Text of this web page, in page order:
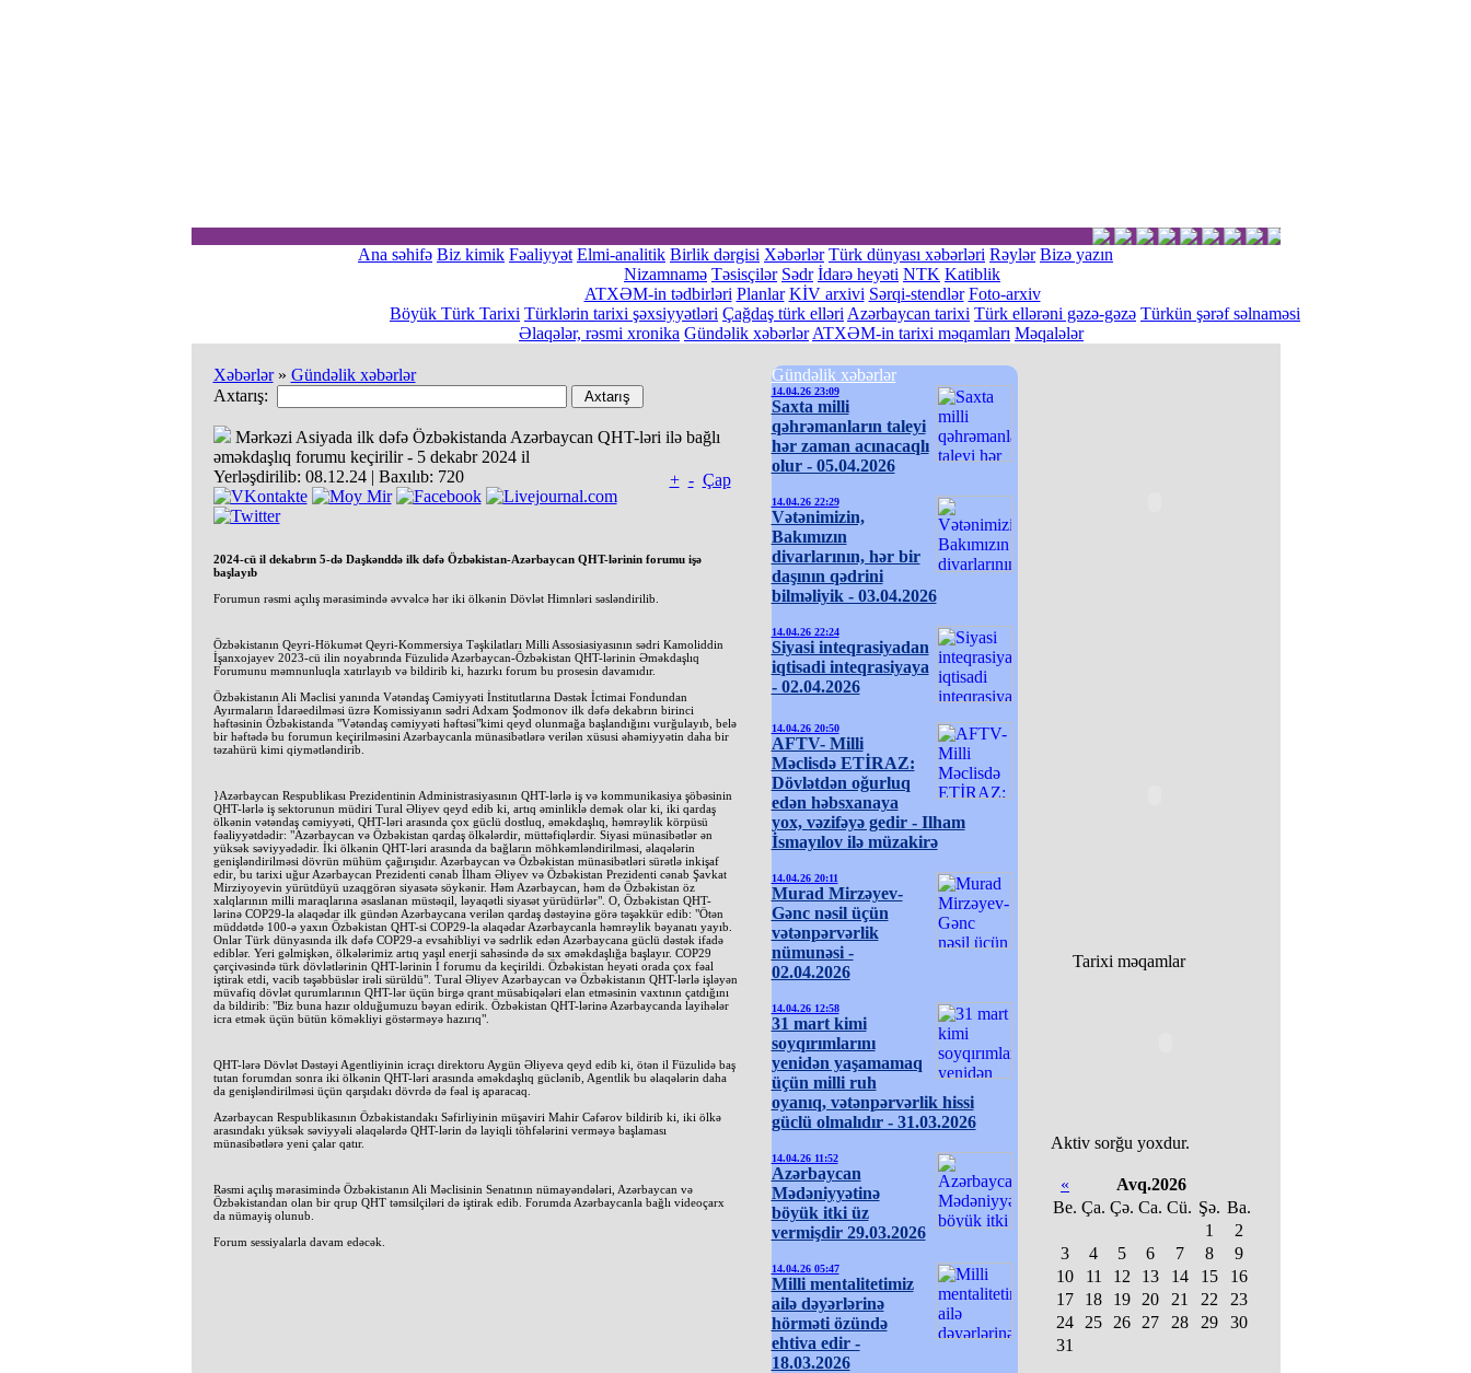
Ana səhifə Biz kimik Fəaliyyət Elmi-analitik Birlik dərgisi Xəbərlər Türk dünyası xəbərləri Rəylər Bizə yazın
Nizamnamə Təsisçilər Sədr İdarə heyəti NTK Katiblik
ATXƏM-in tədbirləri Planlar KİV arxivi Sərqi-stendlər Foto-arxiv
Böyük Türk Tarixi Türklərin tarixi şəxsiyyətləri Çağdaş türk elləri Azərbaycan tarixi Türk ellərəni gəzə-gəzə Türkün şərəf səlnaməsi
Əlaqələr, rəsmi xronika Gündəlik xəbərlər ATXƏM-in tarixi məqamları Məqalələr
Xəbərlər» Gündəlik xəbərlər
Axtarış:
Mərkəzi Asiyada ilk dəfə Özbəkistanda Azərbaycan QHT-ləri ilə bağlı
əməkdaşlıq forumu keçirilir - 5 dekabr 2024 il
+ - Çap
Yerləşdirilib: 08.12.24 | Baxılıb: 720
2024-cü il dekabrın 5-də Daşkənddə ilk dəfə Özbəkistan-Azərbaycan QHT-lərinin forumu işə
başlayıb
Forumun rəsmi açılış mərasimində əvvəlcə hər iki ölkənin Dövlət Himnləri səsləndirilib.
Özbəkistanın Qeyri-Hökumət Qeyri-Kommersiya Təşkilatları Milli Assosiasiyasının sədri Kamoliddin
İşanxojayev 2023-cü ilin noyabrında Füzulidə Azərbaycan-Özbəkistan QHT-lərinin Əməkdaşlıq
Forumunu məmnunluqla xatırlayıb və bildirib ki, hazırkı forum bu prosesin davamıdır.
Özbəkistanın Ali Məclisi yanında Vətəndaş Cəmiyyəti İnstitutlarına Dəstək İctimai Fondundan
Ayırmaların İdarəedilməsi üzrə Komissiyanın sədri Adxam Şodmonov ilk dəfə dekabrın birinci
həftəsinin Özbəkistanda "Vətəndaş cəmiyyəti həftəsi"kimi qeyd olunmağa başlandığını vurğulayıb, belə
bir həftədə bu forumun keçirilməsini Azərbaycanla münasibətlərə verilən xüsusi əhəmiyyətin daha bir
təzahürü kimi qiymətləndirib.
}Azərbaycan Respublikası Prezidentinin Administrasiyasının QHT-lərlə iş və kommunikasiya şöbəsinin
QHT-lərlə iş sektorunun müdiri Tural Əliyev qeyd edib ki, artıq əminliklə demək olar ki, iki qardaş
ölkənin vətəndaş cəmiyyəti, QHT-ləri arasında çox güclü dostluq, əməkdaşlıq, həmrəylik körpüsü
fəaliyyətdədir: "Azərbaycan və Özbəkistan qardaş ölkələrdir, müttəfiqlərdir. Siyasi münasibətlər ən
yüksək səviyyədədir. İki ölkənin QHT-ləri arasında da bağların möhkəmləndirilməsi, əlaqələrin
genişləndirilməsi dövrün mühüm çağırışıdır. Azərbaycan və Özbəkistan münasibətləri sürətlə inkişaf
edir, bu tarixi uğur Azərbaycan Prezidenti cənab İlham Əliyev və Özbəkistan Prezidenti cənab Şavkat
Mirziyoyevin yürütdüyü uzaqgörən siyasətə söykənir. Həm Azərbaycan, həm də Özbəkistan öz
xalqlarının milli maraqlarına əsaslanan müstəqil, ləyaqətli siyasət yürüdürlər". O, Özbəkistan QHT-
lərinə COP29-la əlaqədar ilk gündən Azərbaycana verilən qardaş dəstəyinə görə təşəkkür edib: "Ötən
müddətdə 100-ə yaxın Özbəkistan QHT-si COP29-la əlaqədar Azərbaycanla həmrəylik bəyanatı yayıb.
Onlar Türk dünyasında ilk dəfə COP29-a evsahibliyi və sədrlik edən Azərbaycana güclü dəstək ifadə
ediblər. Yeri gəlmişkən, ölkələrimiz artıq yaşıl enerji sahəsində də sıx əməkdaşlığa başlayır. COP29
çərçivəsində türk dövlətlərinin QHT-lərinin I forumu da keçirildi. Özbəkistan heyəti orada çox fəal
iştirak etdi, vacib təşəbbüslər irəli sürüldü". Tural Əliyev Azərbaycan və Özbəkistanın QHT-lərlə işləyən
müvafiq dövlət qurumlarının QHT-lər üçün birgə qrant müsabiqələri elan etməsinin vaxtının çatdığını
da bildirib: "Biz buna hazır olduğumuzu bəyan edirik. Özbəkistan QHT-lərinə Azərbaycanda layihələr
icra etmək üçün bütün köməkliyi göstərməyə hazırıq".
QHT-lərə Dövlət Dəstəyi Agentliyinin icraçı direktoru Aygün Əliyeva qeyd edib ki, ötən il Füzulidə baş
tutan forumdan sonra iki ölkənin QHT-ləri arasında əməkdaşlıq güclənib, Agentlik bu əlaqələrin daha
da genişləndirilməsi üçün qarşıdakı dövrdə də fəal iş aparacaq.
Azərbaycan Respublikasının Özbəkistandakı Səfirliyinin müşaviri Mahir Cəfərov bildirib ki, iki ölkə
arasındakı yüksək səviyyəli əlaqələrdə QHT-lərin də layiqli töhfələrini verməyə başlaması
münasibətlərə yeni çalar qatır.
Rəsmi açılış mərasimində Özbəkistanın Ali Məclisinin Senatının nümayəndələri, Azərbaycan və
Özbəkistandan olan bir qrup QHT təmsilçiləri də iştirak edib. Forumda Azərbaycanla bağlı videoçarx
da nümayiş olunub.
Forum sessiyalarla davam edəcək.
Gündəlik xəbərlər
14.04.26 23:09
Saxta milli
qəhrəmanların taleyi
hər zaman acınacaqlı
olur - 05.04.2026
14.04.26 22:29
Vətənimizin,
Bakımızın
divarlarının, hər bir
daşının qədrini
bilməliyik - 03.04.2026
14.04.26 22:24
Siyasi inteqrasiyadan
iqtisadi inteqrasiyaya
- 02.04.2026
14.04.26 20:50
AFTV- Milli
Məclisdə ETİRAZ:
Dövlətdən oğurluq
edən həbsxanaya
yox, vəzifəyə gedir - Ilham
İsmayılov ilə müzakirə
14.04.26 20:11
Murad Mirzəyev-
Gənc nəsil üçün
vətənpərvərlik
nümunəsi -
02.04.2026
14.04.26 12:58
31 mart kimi
soyqırımlarını
yenidən yaşamamaq
üçün milli ruh
oyanıq, vətənpərvərlik hissi
güclü olmalıdır - 31.03.2026
14.04.26 11:52
Azərbaycan
Mədəniyyətinə
böyük itki üz
vermişdir 29.03.2026
14.04.26 05:47
Milli mentalitetimiz
ailə dəyərlərinə
hörməti özündə
ehtiva edir -
18.03.2026
Tarixi məqamlar
Aktiv sorğu yoxdur.
«
Avq.2026
Be. Ça. Çə. Ca. Cü. Şə. Ba.
1
2
3
4 5 6 7 8
9
10
11 12 13 14 15
16
17
18 19 20 21 22
23
24
25 26 27 28 29
30
31